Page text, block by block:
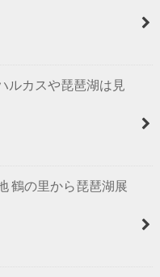
ルカスや琵琶湖は見
鶴の里から琵琶湖展